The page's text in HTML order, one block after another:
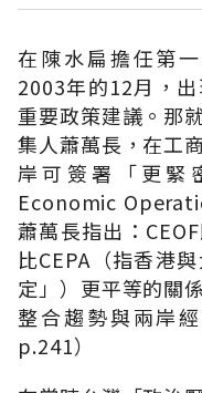
在陳水扁擔任第
2003年的12月，
重要政策建議。那
集人蕭萬長，在工
岸可簽署「更緊
Economic
蕭萬長指出：
比CEPA（指香港
定」）更平等的關
整合趨勢與兩岸
p.241）